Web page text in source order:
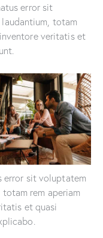
error sit
totam
veritatis et
error sit voluptatem
rem aperiam
et quasi